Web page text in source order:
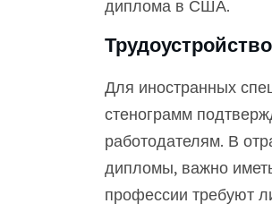
диплома в США.
Для иностранных
стенограмм
работодателям. В
дипломы, важно
профессии требуют